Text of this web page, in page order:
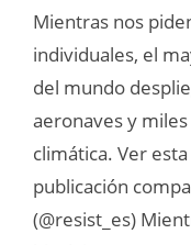
Mientras nos
individuales, el
del mundo
aeronaves y
climática. Ver
publicación
(@resist_es)